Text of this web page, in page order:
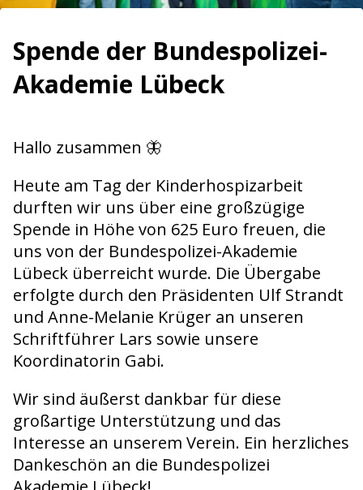
Spende der Bundespolizei-
Akademie Lübeck
Hallo zusammen 🦋
Heute am Tag der Kinderhospizarbeit
durften wir uns über eine großzügige
Spende in Höhe von 625 Euro freuen, die
uns von der Bundespolizei-Akademie
Lübeck überreicht wurde. Die Übergabe
erfolgte durch den Präsidenten Ulf Strandt
und Anne-Melanie Krüger an unseren
Schriftführer Lars sowie unsere
Koordinatorin Gabi.
Wir sind äußerst dankbar für diese
großartige Unterstützung und das
Interesse an unserem Verein. Ein herzliches
Dankeschön an die Bundespolizei